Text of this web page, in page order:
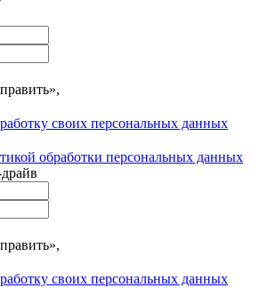
своих персональных данных
обработки персональных данных
своих персональных данных